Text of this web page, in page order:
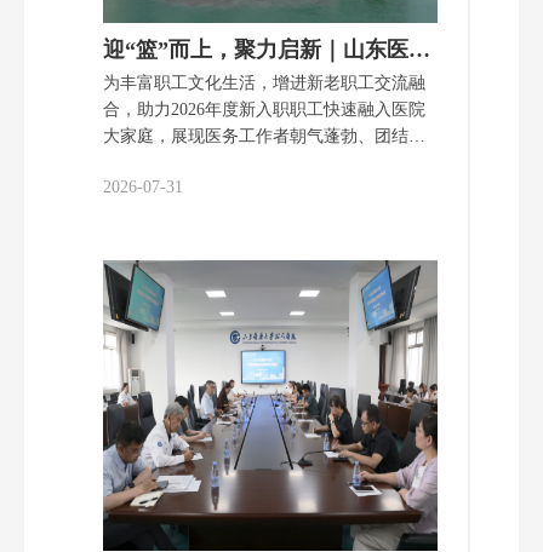
力，助力项目填补国产高端医用影像设备空
在总结讲话中……
迎“篮”而上，聚力启新｜山东医药大学附属医院举办2026年迎新职工篮球赛
为丰富职工文化生活，增进新老职工交流融
合，助力2026年度新入职职工快速融入医院
大家庭，展现医务工作者朝气蓬勃、团结奋
工篮球赛火热开赛。 本次赛事分为新职工
技状态，快速传球、巧妙挡拆、突破上篮、
精准远投，攻防转换行云流水。每一次抢
断、每一轮篮板争夺，都引来场边观战同事
阵阵欢呼与掌声。新老职工同场竞技，以篮
球为纽带，打破岗位隔阂，拉近彼此距离。
大家在奔跑协作中凝聚团队向心力，在良性
比拼中展现迎难而上、永不言弃的优良作
风。 此次迎新篮球赛，既是一场体育竞技盛
会，也是一次暖心的迎新交流活动。活动有
效缓解了一线职工工作压力，搭建起新老职
工沟通交流的平台，进一步增强全体职工的
2026-07-31